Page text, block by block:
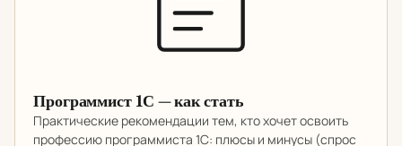
Программист 1С — как стать
Практические рекомендации тем, кто хочет освоить
профессию программиста 1С: плюсы и минусы (спрос